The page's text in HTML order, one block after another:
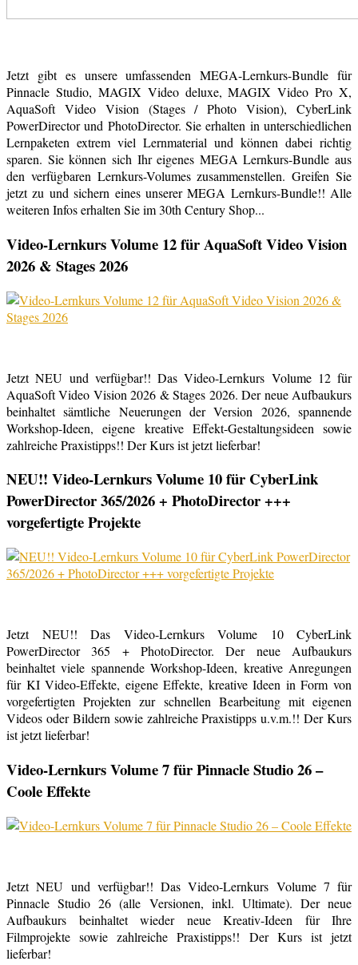
Jetzt gibt es unsere umfassenden MEGA-Lernkurs-Bundle für
Pinnacle Studio, MAGIX Video deluxe, MAGIX Video Pro X,
AquaSoft Video Vision (Stages / Photo Vision), CyberLink
PowerDirector und PhotoDirector. Sie erhalten in unterschiedlichen
Lernpaketen extrem viel Lernmaterial und können dabei richtig
sparen. Sie können sich Ihr eigenes MEGA Lernkurs-Bundle aus
den verfügbaren Lernkurs-Volumes zusammenstellen. Greifen Sie
jetzt zu und sichern eines unserer MEGA Lernkurs-Bundle!! Alle
weiteren Infos erhalten Sie im 30th Century Shop...
Video-Lernkurs Volume 12 für AquaSoft Video Vision
2026 & Stages 2026
Jetzt NEU und verfügbar!! Das Video-Lernkurs Volume 12 für
AquaSoft Video Vision 2026 & Stages 2026. Der neue Aufbaukurs
beinhaltet sämtliche Neuerungen der Version 2026, spannende
Workshop-Ideen, eigene kreative Effekt-Gestaltungsideen sowie
zahlreiche Praxistipps!! Der Kurs ist jetzt lieferbar!
NEU!! Video-Lernkurs Volume 10 für CyberLink
PowerDirector 365/2026 + PhotoDirector +++
vorgefertigte Projekte
Jetzt NEU!! Das Video-Lernkurs Volume 10 CyberLink
PowerDirector 365 + PhotoDirector. Der neue Aufbaukurs
beinhaltet viele spannende Workshop-Ideen, kreative Anregungen
für KI Video-Effekte, eigene Effekte, kreative Ideen in Form von
vorgefertigten Projekten zur schnellen Bearbeitung mit eigenen
Videos oder Bildern sowie zahlreiche Praxistipps u.v.m.!! Der Kurs
ist jetzt lieferbar!
Video-Lernkurs Volume 7 für Pinnacle Studio 26 –
Coole Effekte
Jetzt NEU und verfügbar!! Das Video-Lernkurs Volume 7 für
Pinnacle Studio 26 (alle Versionen, inkl. Ultimate). Der neue
Aufbaukurs beinhaltet wieder neue Kreativ-Ideen für Ihre
Filmprojekte sowie zahlreiche Praxistipps!! Der Kurs ist jetzt
lieferbar!